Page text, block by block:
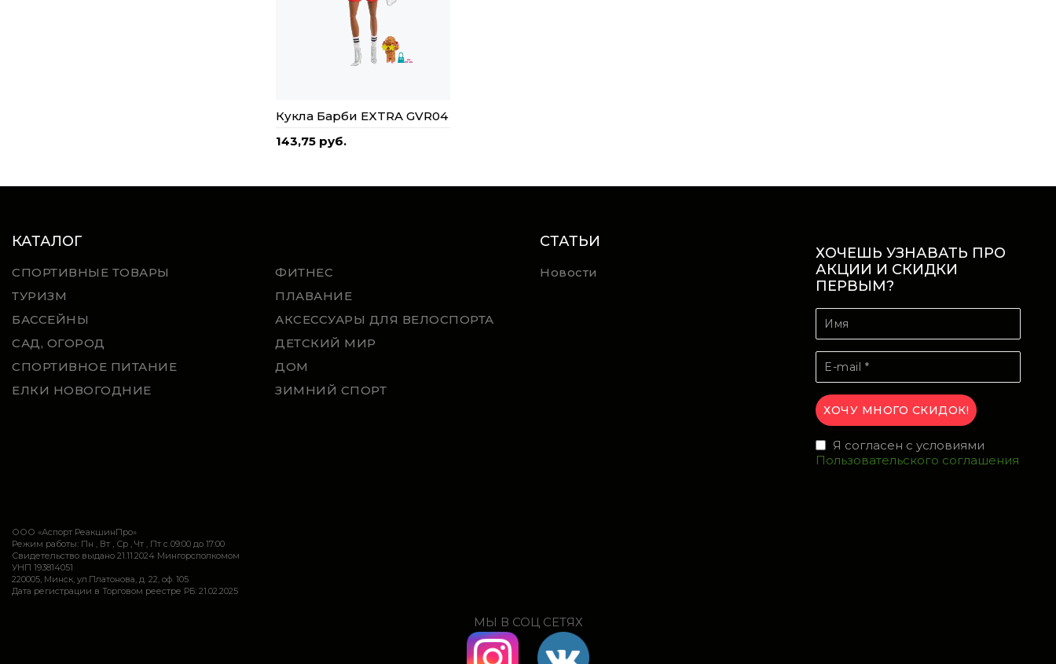
Кукла Барби EXTRA GVR04
143,75 руб.
КАТАЛОГ
СПОРТИВНЫЕ ТОВАРЫ
ФИТНЕС
ТУРИЗМ
ПЛАВАНИЕ
БАССЕЙНЫ
АКСЕССУАРЫ ДЛЯ ВЕЛОСПОРТА
САД, ОГОРОД
ДЕТСКИЙ МИР
СПОРТИВНОЕ ПИТАНИЕ
ДОМ
ЕЛКИ НОВОГОДНИЕ
ЗИМНИЙ СПОРТ
СТАТЬИ
Новости
ХОЧЕШЬ УЗНАВАТЬ ПРО
АКЦИИ И СКИДКИ
ПЕРВЫМ?
Я согласен с условиями
Пользовательского соглашения
ООО «Аспорт РеакшинПро»
Режим работы: Пн , Вт , Ср , Чт , Пт c 09:00 до 17:00
Свидетельство выдано 21.11.2024 Мингорсполкомом
УНП 193814051
220005, Минск, ул.Платонова, д. 22, оф. 105
Дата регистрации в Торговом реестре РБ: 21.02.2025
МЫ В СОЦ СЕТЯХ